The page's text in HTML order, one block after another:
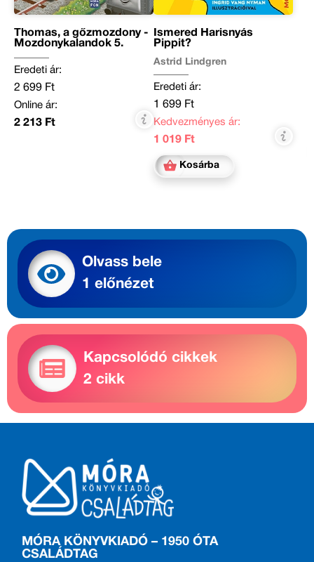
Thomas, a gőzmozdony -
Mozdonykalandok 5.
Eredeti ár:
2 699 Ft
Online ár:
2 213 Ft
Ismered Harisnyás
Pippit?
Astrid Lindgren
Eredeti ár:
1 699 Ft
Kedvezményes ár:
1 019 Ft
Kosárba
Olvass bele
1 előnézet
Kapcsolódó cikkek
2 cikk
MÓRA KÖNYVKIADÓ – 1950 ÓTA
CSALÁDTAG